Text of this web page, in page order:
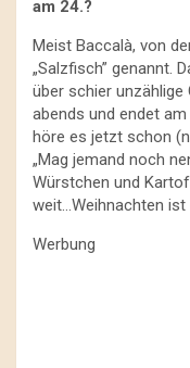
am 24.?
Meist Baccalà, von
„Salzfisch” genannt.
über schier unzählige
abends und endet
höre es jetzt schon
„Mag jemand noch
Würstchen und
weit…Weihnachten ist
Werbung